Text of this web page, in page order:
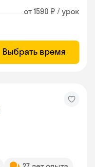
от 1590 ₽ / урок
Выбрать время